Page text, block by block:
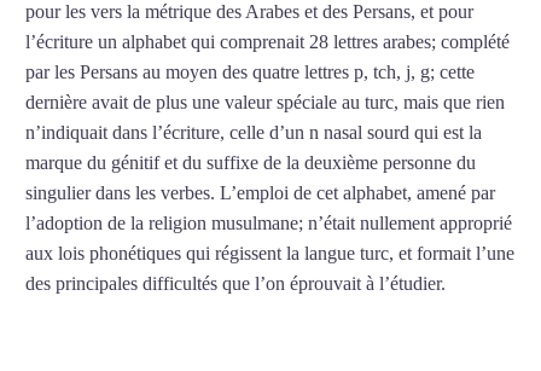
pour les vers la métrique des Arabes et des Persans, et pour
l’écriture un alphabet qui comprenait 28 lettres arabes; complété
par les Persans au moyen des quatre lettres p, tch, j, g; cette
dernière avait de plus une valeur spéciale au turc, mais que rien
n’indiquait dans l’écriture, celle d’un n nasal sourd qui est la
marque du génitif et du suffixe de la deuxième personne du
singulier dans les verbes. L’emploi de cet alphabet, amené par
l’adoption de la religion musulmane; n’était nullement approprié
aux lois phonétiques qui régissent la langue turc, et formait l’une
des principales difficultés que l’on éprouvait à l’étudier.